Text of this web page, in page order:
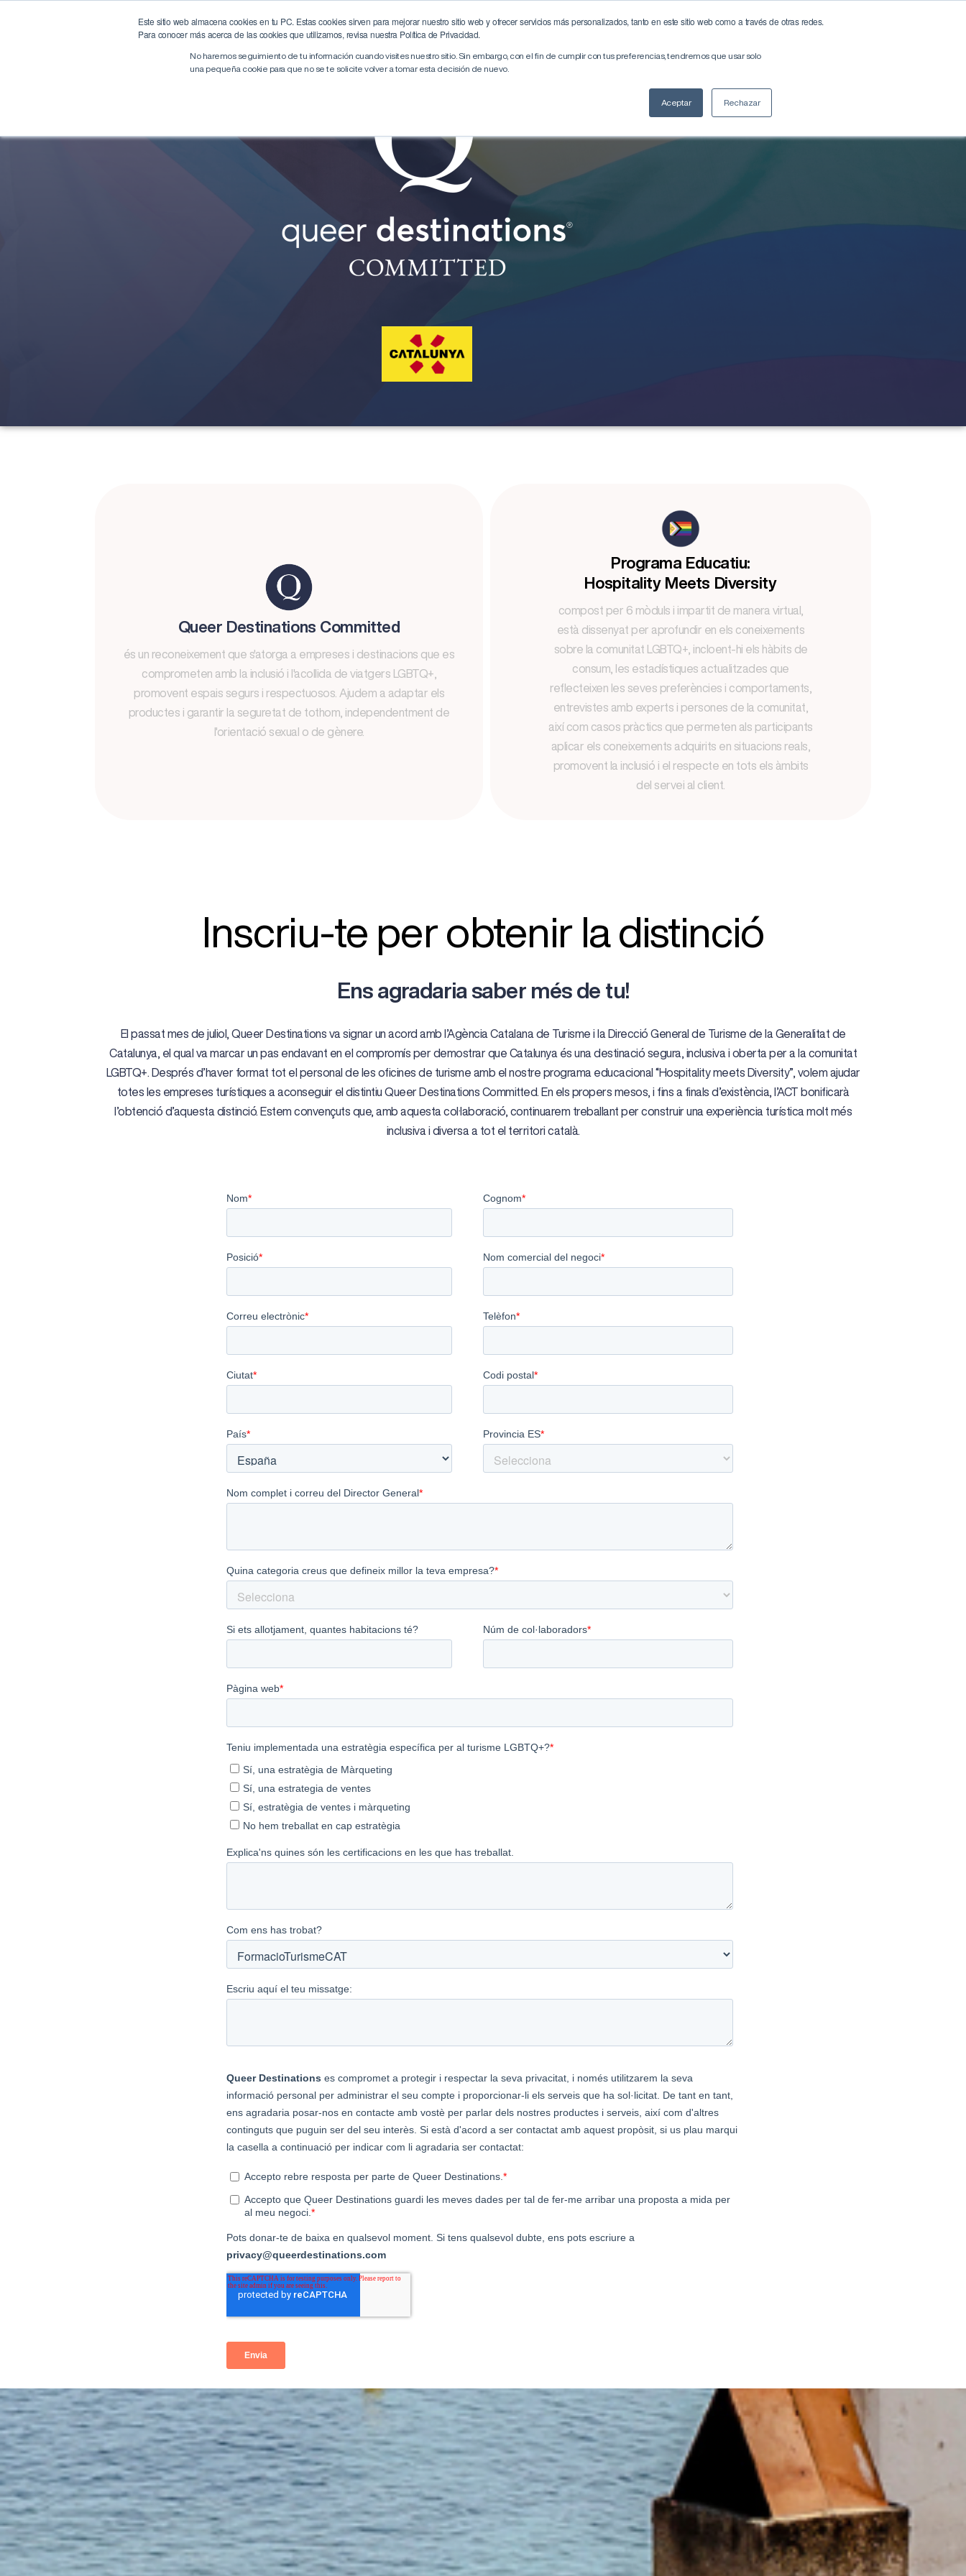
Este sitio web almacena cookies en tu PC. Estas cookies sirven para mejorar nuestro sitio web y ofrecer servicios más personalizados, tanto en este sitio web como a través de otras redes.
Para conocer más acerca de las cookies que utilizamos, revisa nuestra Política de Privacidad.
No haremos seguimiento de tu información cuando visites nuestro sitio. Sin embargo, con el fin de cumplir con tus preferencias, tendremos que usar solo
una pequeña cookie para que no se te solicite volver a tomar esta decisión de nuevo.
Aceptar Rechazar
Destinations Stays Experiences Committed Partners
Queer Destinations Committed
és un reconeixement que s'atorga a empreses i destinacions que es
comprometen amb la inclusió i l'acollida de viatgers LGBTQ+,
promovent espais segurs i respectuosos. Ajudem a adaptar els
productes i garantir la seguretat de tothom, independentment de
l'orientació sexual o de gènere.
Programa Educatiu:
Hospitality Meets Diversity
compost per 6 mòduls i impartit de manera virtual,
està dissenyat per aprofundir en els coneixements
sobre la comunitat LGBTQ+, incloent-hi els hàbits de
consum, les estadístiques actualitzades que
reflecteixen les seves preferències i comportaments,
entrevistes amb experts i persones de la comunitat,
així com casos pràctics que permeten als participants
aplicar els coneixements adquirits en situacions reals,
promovent la inclusió i el respecte en tots els àmbits
del servei al client.
Inscriu-te per obtenir la distinció
Ens agradaria saber més de tu!
El passat mes de juliol, Queer Destinations va signar un acord amb l’Agència Catalana de Turisme i la Direcció General de Turisme de la Generalitat de
Catalunya, el qual va marcar un pas endavant en el compromís per demostrar que Catalunya és una destinació segura, inclusiva i oberta per a la comunitat
LGBTQ+. Després d’haver format tot el personal de les oficines de turisme amb el nostre programa educacional “Hospitality meets Diversity”, volem ajudar
totes les empreses turístiques a aconseguir el distintiu Queer Destinations Committed. En els propers mesos, i fins a finals d’existència, l’ACT bonificarà
l’obtenció d’aquesta distinció. Estem convençuts que, amb aquesta col·laboració, continuarem treballant per construir una experiència turística molt més
inclusiva i diversa a tot el territori català.